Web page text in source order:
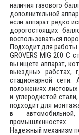
наличия газового
дополнительной
если аппарат редко
дорогостоящих
воспользоваться
Подходит для работы
GROVERS MIG 200
вы ищете аппарат,
выездных работах,
стационарной
положениях
и углеродистой
подходит для
в
промышленностях.
Надежный механизм